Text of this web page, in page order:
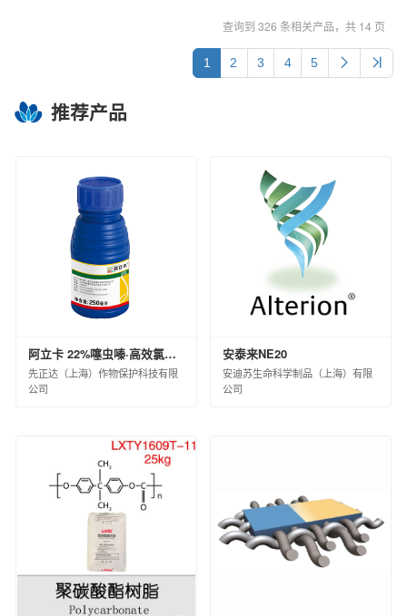
查询到 326 条相关产品，共 14 页
1 2 3 4 5
推荐产品
阿立卡 22%噻虫嗪·高效氯氟氰菊酯微囊悬浮-悬浮剂 8×60×10ML(白标)
先正达（上海）作物保护科技有限
公司
安泰来NE20
安迪苏生命科学制品（上海）有限
公司